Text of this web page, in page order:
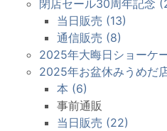
閉店セール30周年記念
当日販売 (13)
通信販売 (8)
2025年大晦日ショーケ
2025年お盆休みうめだ
本 (6)
事前通販
当日販売 (22)